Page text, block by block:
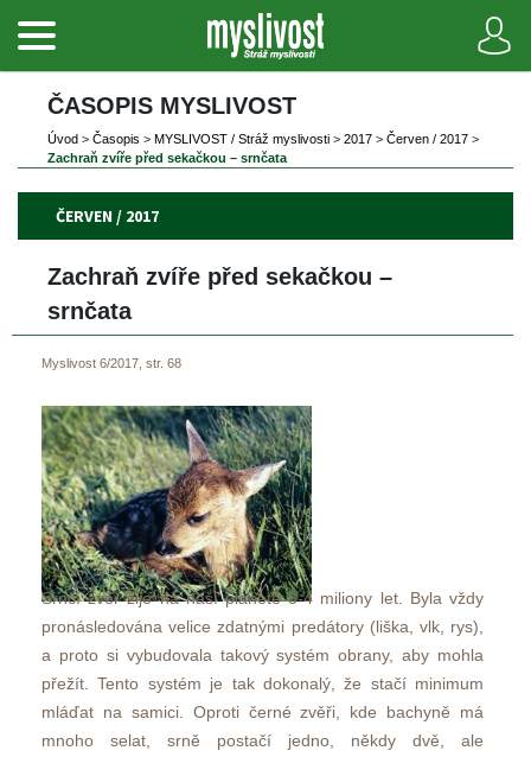
ČASOPIS MYSLIVOST
Úvod > Časopi > MYSLIVOST / Stráž myslivosti > 2017 > Červen / 2017 >
Zachraň zvíře před sekačkou – srnčata
ČERVEN / 2017
Zachraň zvíře před sekačkou –
rnčata
Myslivost 6/2017, str. 68
Srnčí zvěř žije na naší planetě 3-4 miliony let. Byla vždy
pronásledována velice zdatnými predátory (liška, vlk, rys),
a proto si vybudovala takový systém obrany, aby mohla
přežít. Tento systém je tak dokonalý, že stačí minimum
mláďat na samici. Oproti černé zvěři, kde bachyně má
mnoho selat, srně postačí jedno, někdy dvě, ale